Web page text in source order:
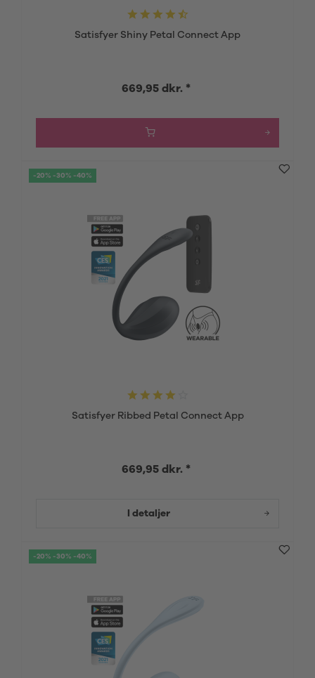
Satisfyer Shiny Petal Connect App
669,95 dkr. *
-20% -30% -40%
Satisfyer Ribbed Petal Connect App
669,95 dkr. *
I detaljer
-20% -30% -40%